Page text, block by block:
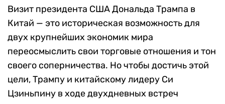
Визит президента США Дональда Трампа в
Китай — это историческая возможность для
двух крупнейших экономик мира
переосмыслить свои торговые отношения и тон
своего соперничества. Но чтобы достичь этой
цели, Трампу и китайскому лидеру Си
Цзиньпину в ходе двухдневных встреч